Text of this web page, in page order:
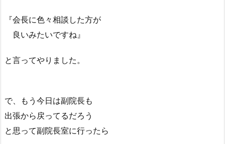
『会長に色々相談した方が
良いみたいですね』
と言ってやりました。
で、もう今日は副院長も
出張から戻ってるだろう
と思って副院長室に行ったら